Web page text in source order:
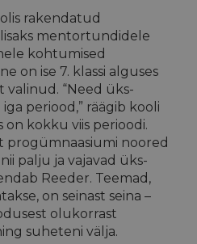
rakendatud
mentortundidele
kohtumised
on ise 7. klassi alguses
“Need üks-
periood,” räägib kooli
kokku viis perioodi.
progümnaasiumi noored
palju ja vajavad üks-
Reeder. Teemad,
on seinast seina –
olukorrast
suheteni välja.